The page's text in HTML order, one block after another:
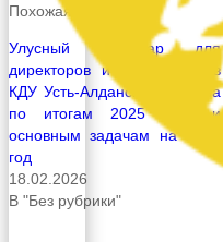
Похожая запись
Улусный семинар для
директоров и специалистов
КДУ Усть-Алданского района
по итогам 2025 года и
основным задачам на 2026
год
18.02.2026
В "Без рубрики"